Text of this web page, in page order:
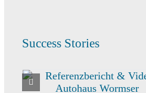
Success Stories